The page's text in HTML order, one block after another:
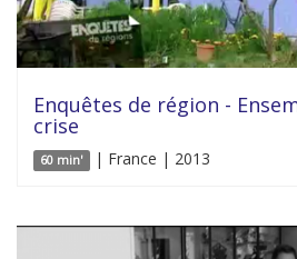
Enquêtes de région -
crise
60 min' | France | 2013